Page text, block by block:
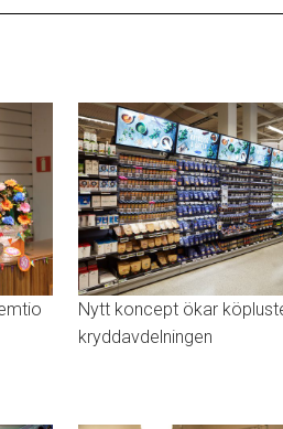
Nytt koncept ökar
kryddavdelningen